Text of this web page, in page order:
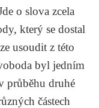
o slova zcela
který se dostal
usoudit z této
byl jedním
průběhu druhé
částech